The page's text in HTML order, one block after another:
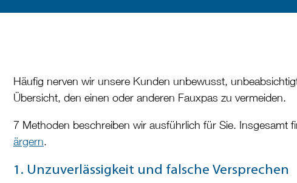
Häufig nerven wir unsere Kunden unbewusst,
Übersicht, den einen oder anderen Fauxpas zu vermeiden.
7 Methoden beschreiben wir ausführlich für Sie. Insgesamt
ärgern.
1. Unzuverlässigkeit und falsche Versprechen